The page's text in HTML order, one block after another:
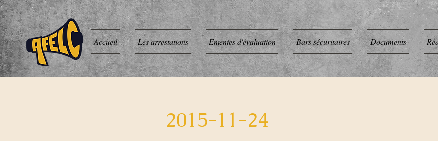
Accueil Les arrestations Ententes d'évaluation Bars sécuritaires Documents
2015-11-24